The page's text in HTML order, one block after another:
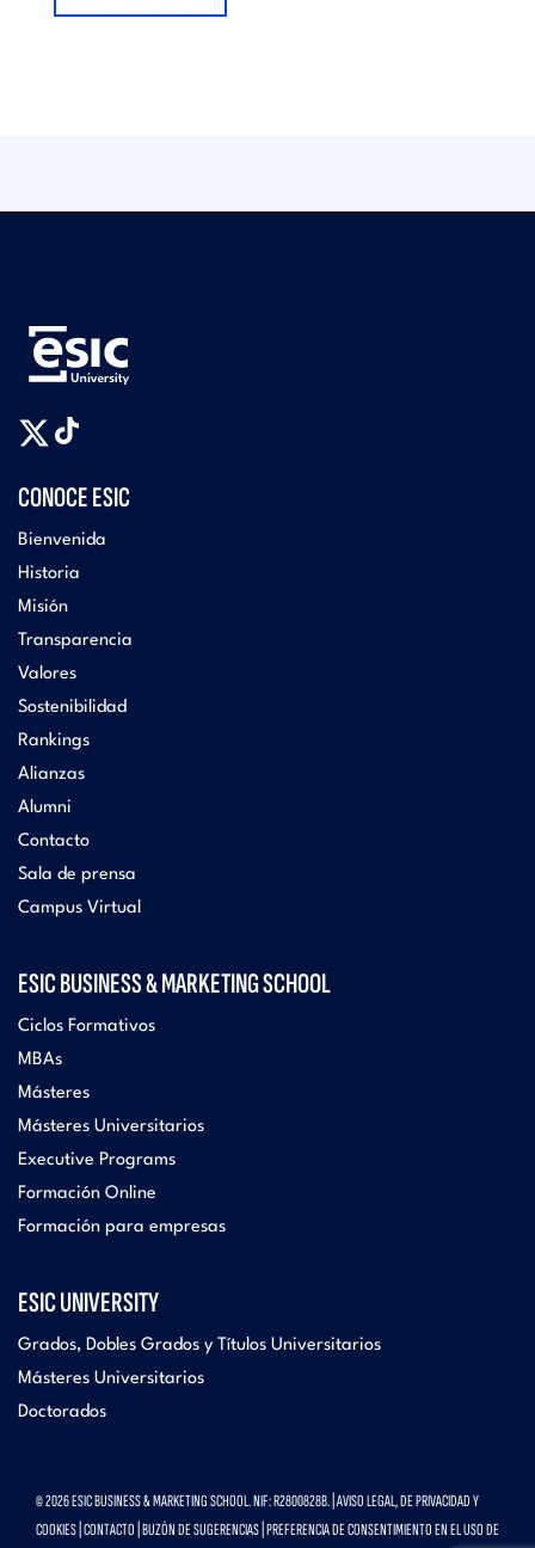
CONOCE ESIC
Bienvenida
Historia
Misión
Transparencia
Valores
Sostenibilidad
Rankings
Alianzas
Alumni
Contacto
Sala de prensa
Campus Virtual
ESIC BUSINESS & MARKETING SCHOOL
Ciclos Formativos
MBAs
Másteres
Másteres Universitarios
Executive Programs
Formación Online
Formación para empresas
ESIC UNIVERSITY
Grados, Dobles Grados y Títulos Universitarios
Másteres Universitarios
Doctorados
© 2026 ESIC BUSINESS & MARKETING SCHOOL. NIF: R2800828B. | AVISO LEGAL, DE PRIVACIDAD Y
COOKIES CONTACTO BUZÓN DE SUGERENCIAS PREFERENCIA DE CONSENTIMIENTO EN EL USO DE